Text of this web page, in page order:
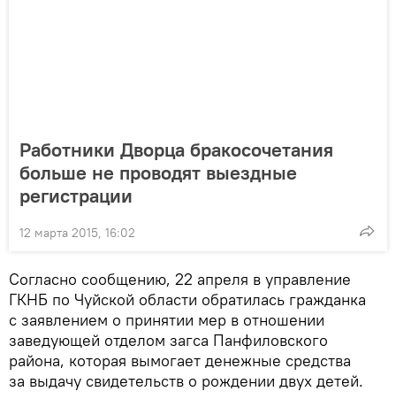
Работники Дворца бракосочетания
больше не проводят выездные
регистрации
12 марта 2015, 16:02
Согласно сообщению, 22 апреля в управление
ГКНБ по Чуйской области обратилась гражданка
с заявлением о принятии мер в отношении
заведующей отделом загса Панфиловского
района, которая вымогает денежные средства
за выдачу свидетельств о рождении двух детей.